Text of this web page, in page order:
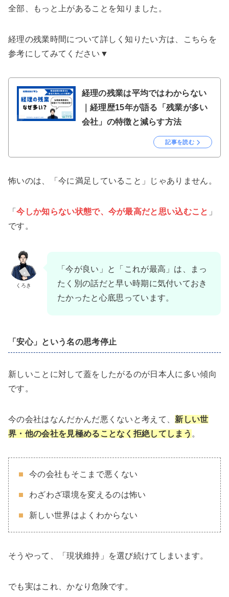
全部、もっと上があることを知りました。
経理の残業時間について詳しく知りたい方は、こちらを
参考にしてみてください▼
経理の残業は平均ではわからない
｜経理歴15年が語る「残業が多い
会社」の特徴と減らす方法
記事を読む
怖いのは、「今に満足していること」じゃありません。
「今しか知らない状態で、今が最高だと思い込むこと 」
です。
くろき
「今が良い」と「これが最高」は、まっ
たく別の話だと早い時期に気付いておき
たかったと心底思っています。
「安心」という名の思考停止
新しいことに対して蓋をしたがるのが日本人に多い傾向
です。
今の会社はなんだかんだ悪くないと考えて、 新しい世
界・他の会社を見極めることなく拒絶してしまう 。
今の会社もそこまで悪くない
わざわざ環境を変えるのは怖い
新しい世界はよくわからない
そうやって、「現状維持」を選び続けてしまいます。
でも実はこれ、かなり危険です。